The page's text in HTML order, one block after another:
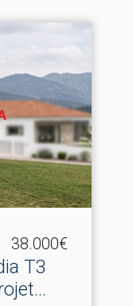
38.000€
T3